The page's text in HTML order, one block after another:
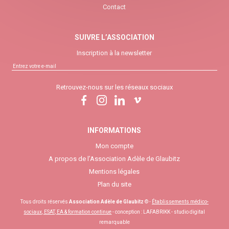
Contact
SUIVRE L’ASSOCIATION
Inscription à la newsletter
Retrouvez-nous sur les réseaux sociaux
INFORMATIONS
Mon compte
A propos de l’Association Adèle de Glaubitz
Mentions légales
Plan du site
Tous droits réservés Association Adèle de Glaubitz © - Établissements médico-
sociaux, ESAT, EA & formation continue- conception : LAFABRIKK - studio digital
remarquable